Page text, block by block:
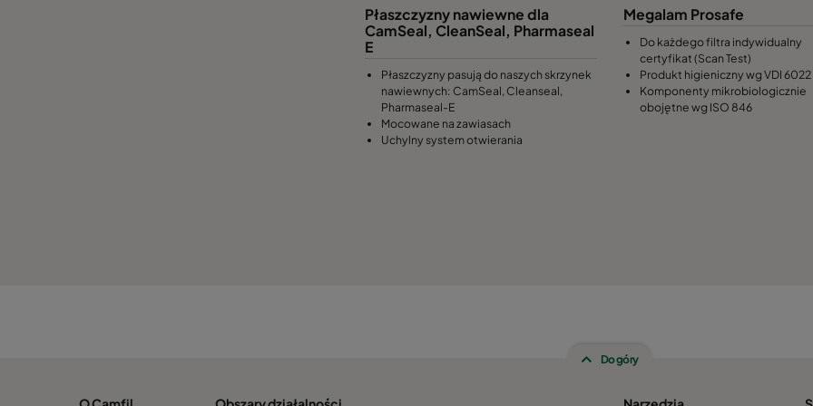
Płaszczyzny nawiewne dla
CamSeal, CleanSeal, Pharmaseal
E
Płaszczyzny pasują do naszych skrzynek
nawiewnych: CamSeal, Cleanseal,
Pharmaseal-E
Mocowane na zawiasach
Uchylny system otwierania
Megalam Prosafe
Do każdego filtra indywidualny
certyfikat (Scan Test)
Produkt higieniczny wg VDI 6022
Komponenty mikrobiologicznie
obojętne wg ISO 846
Do góry